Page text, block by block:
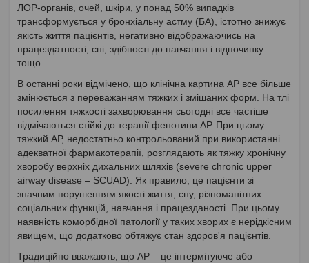
ЛОР-органів, очей, шкіри, у понад 50% випадків
трансформується у бронхіальну астму (БА), істотно знижує
якість життя пацієнтів, негативно відображаючись на
працездатності, сні, здібності до навчання і відпочинку
тощо.
В останні роки відмічено, що клінічна картина АР все більше
змінюється з переважанням тяжких і змішаних форм. На тлі
посилення тяжкості захворювання сьогодні все частіше
відмічаються стійкі до терапії фенотипи АР. При цьому
тяжкий АР, недостатньо контрольований при використанні
адекватної фармакотерапії, розглядають як тяжку хронічну
хворобу верхніх дихальних шляхів (severe chronic upper
airway disease – SCUAD). Як правило, це пацієнти зі
значним порушенням якості життя, сну, різноманітних
соціальних функцій, навчання і працезданості. При цьому
наявність коморбідної патології у таких хворих є нерідкісним
явищем, що додатково обтяжує стан здоров'я пацієнтів.
Традиційно вважають, що АР – це інтермітуюче або